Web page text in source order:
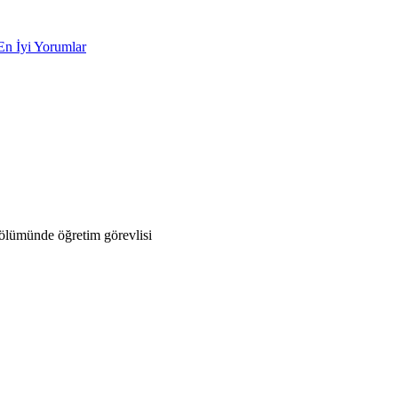
İyi Yorumlar
öğretim görevlisi